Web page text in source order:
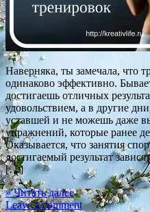
Наверняка, ты замечала, что
одинаково эффективно.
достигаешь отличных
удовольствием, а в другие
уставшей и не можешь даже
упражнений, которые ранее
Оказывается, что занятия
достигаемый результат
[…]
» Читать далее
Leave a comment